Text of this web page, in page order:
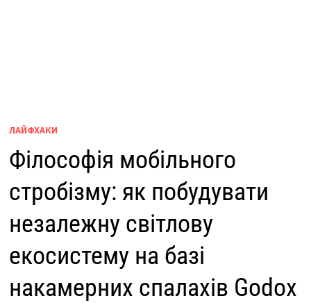
ЛАЙФХАКИ
Філософія мобільного
стробізму: як побудувати
незалежну світлову
екосистему на базі
накамерних спалахів Godox